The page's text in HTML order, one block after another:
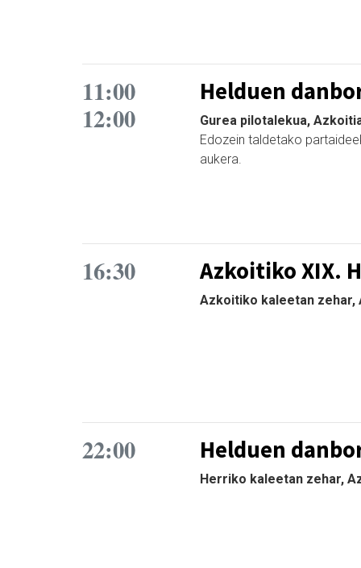
11:00
12:00
Helduen
Gurea pilotalekua,
Edozein taldetako
aukera.
16:30 Azkoitiko XIX.
Azkoitiko kaleetan
22:00 Helduen
Herriko kaleetan zehar,